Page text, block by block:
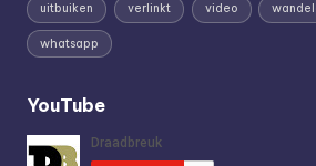
uitbuiken verlinkt video
whatsapp
YouTube